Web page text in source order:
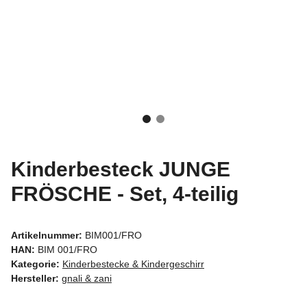
Kinderbesteck JUNGE
FRÖSCHE - Set, 4-teilig
Artikelnummer: BIM001/FRO
HAN: BIM 001/FRO
Kategorie: Kinderbestecke & Kindergeschirr
Hersteller: gnali & zani